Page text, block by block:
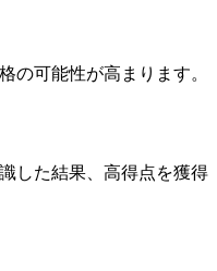
の可能性が高まります。
した結果、高得点を獲得